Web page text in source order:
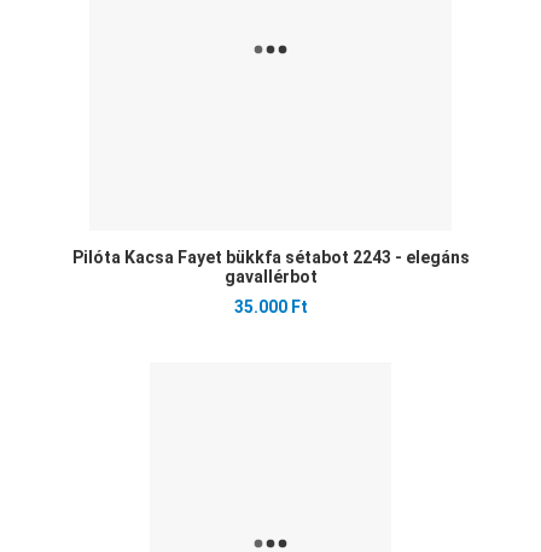
Pilóta Kacsa Fayet bükkfa sétabot 2243 - elegáns
gavallérbot
35.000 Ft